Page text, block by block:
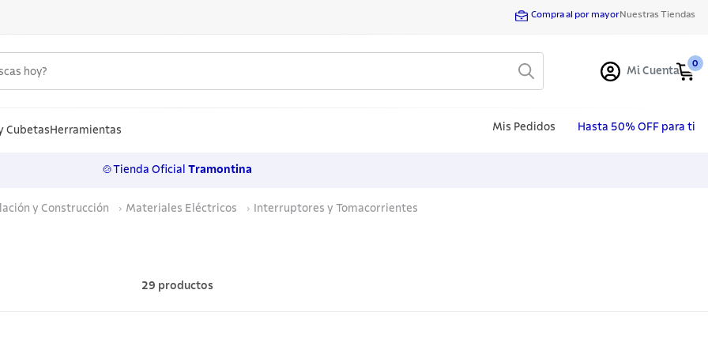
Compra al por mayorNuestras Tiendas
Mi Cuenta
0
Cubetas Herramientas Mis Pedidos Hasta 50% OFF para ti
🍲Tienda Oficial Tramontina
y Construcción Materiales Eléctricos Interruptores y Tomacorrientes
29 productos